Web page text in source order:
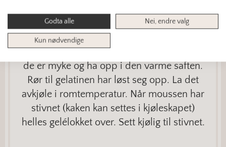
frukt-/bærsaften til kokepunktet. Smak til
med sukker om du synes den ikke er søt
nok. Klem vannet ut av gelatinplatene når
de er myke og ha opp i den varme saften.
Rør til gelatinen har løst seg opp. La det
avkjøle i romtemperatur. Når moussen har
stivnet (kaken kan settes i kjøleskapet)
helles gelélokket over. Sett kjølig til stivnet.
Godta alle Nei, endre valg
Kun nødvendige